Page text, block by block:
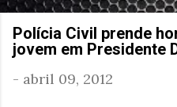
Polícia Civil prende
jovem em Presidente
- abril 09, 2012